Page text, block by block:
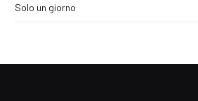
Solo un giorno